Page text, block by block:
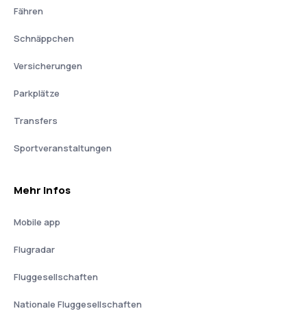
Fähren
Schnäppchen
Versicherungen
Parkplätze
Transfers
Sportveranstaltungen
Mehr Infos
Mobile app
Flugradar
Fluggesellschaften
Nationale Fluggesellschaften